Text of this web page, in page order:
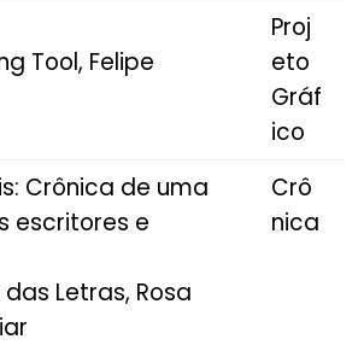
Tool, Felipe
Proj
eto
Gráf
ico
Crônica de uma
escritores e
Letras, Rosa
Crô
nica